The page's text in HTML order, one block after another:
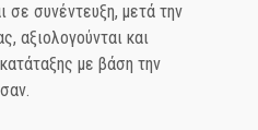
σε συνέντευξη, μετά την
αξιολογούνται και
με βάση την